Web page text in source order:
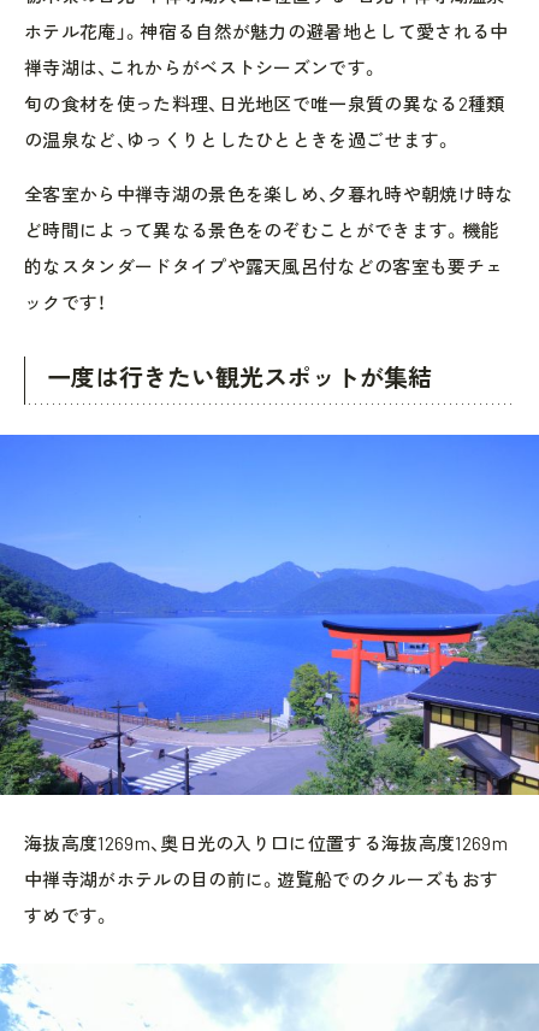
ホテル花庵」。神宿る自然が魅力の避暑地として愛される中
禅寺湖は、これからがベストシーズンです。
旬の食材を使った料理、日光地区で唯一泉質の異なる2種類
の温泉など、ゆっくりとしたひとときを過ごせます。
全客室から中禅寺湖の景色を楽しめ、夕暮れ時や朝焼け時な
ど時間によって異なる景色をのぞむことができます。機能
的なスタンダードタイプや露天風呂付などの客室も要チェ
ックです！
一度は行きたい観光スポットが集結
海抜高度1269m、奥日光の入り口に位置する海抜高度1269m
中禅寺湖がホテルの目の前に。遊覧船でのクルーズもおす
すめです。